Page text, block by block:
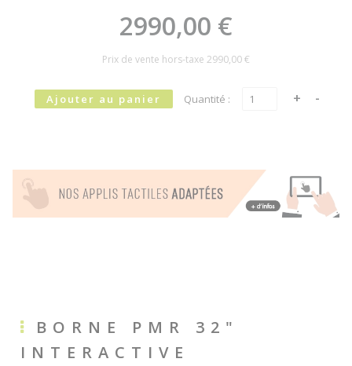
2990,00 €
Prix de vente hors-taxe 2990,00 €
Quantité :
BORNE PMR 32"
INTERACTIVE